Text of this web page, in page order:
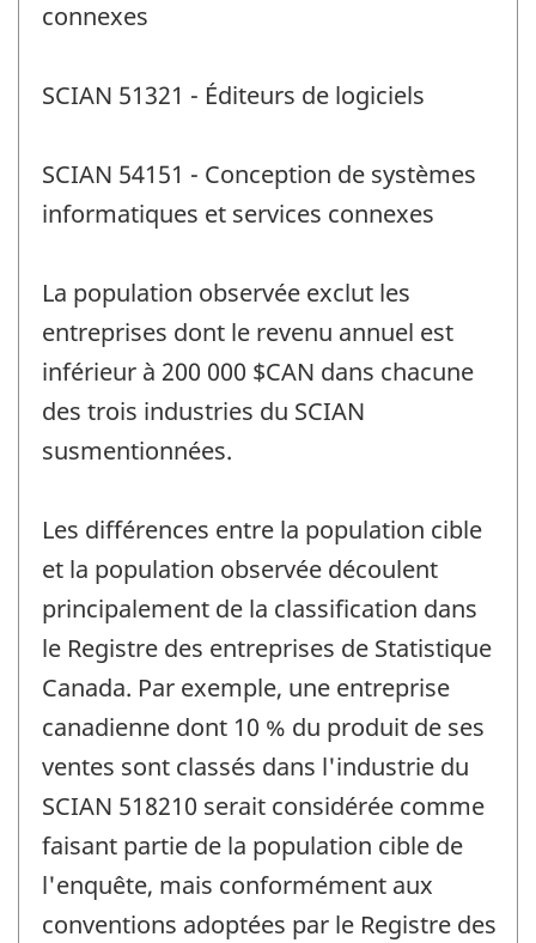
connexes
SCIAN 51321 - Éditeurs de logiciels
SCIAN 54151 - Conception de systèmes
informatiques et services connexes
La population observée exclut les
entreprises dont le revenu annuel est
inférieur à 200 000 $CAN dans chacune
des trois industries du SCIAN
susmentionnées.
Les différences entre la population cible
et la population observée découlent
principalement de la classification dans
le Registre des entreprises de Statistique
Canada. Par exemple, une entreprise
canadienne dont 10 % du produit de ses
ventes sont classés dans l'industrie du
SCIAN 518210 serait considérée comme
faisant partie de la population cible de
l'enquête, mais conformément aux
conventions adoptées par le Registre des